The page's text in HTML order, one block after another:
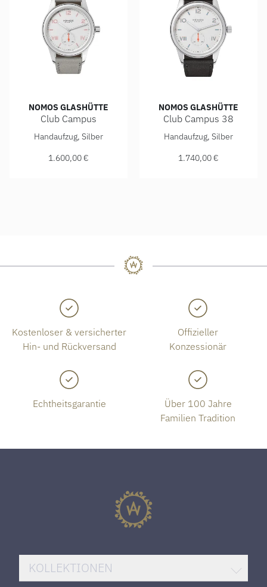
NOMOS GLASHÜTTE
Club Campus
NOMOS Glashütte Club Campus, Ref: 709, Preis: 1.600,00 €
Handaufzug, Silber
1.600,00 €
NOMOS GLASHÜTTE
Club Campus 38
NOMOS Glashütte Club
Handaufzug, Silber
1.740,00 €
Kostenloser & versicherter
Hin- und Rückversand
Offizieller
Konzessionär
Echtheitsgarantie
Über 100 Jahre
Familien Tradition
KOLLEKTIONEN